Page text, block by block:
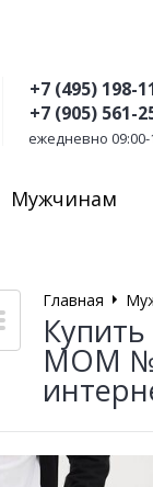
+7 (495) 198-
+7 (905) 561-
ежедневно 09:00-
Мужчинам
Главная
MOM